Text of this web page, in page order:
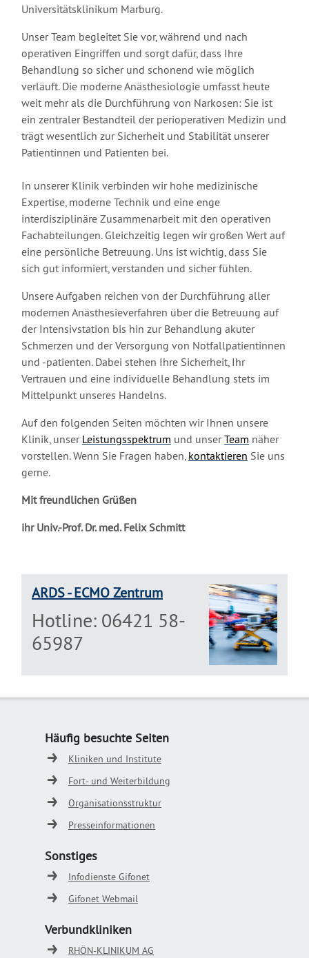
Universitätsklinikum Marburg.
Unser Team begleitet Sie vor, während und nach
operativen Eingriffen und sorgt dafür, dass Ihre
Behandlung so sicher und schonend wie möglich
verläuft. Die moderne Anästhesiologie umfasst heute
weit mehr als die Durchführung von Narkosen: Sie ist
ein zentraler Bestandteil der perioperativen Medizin und
trägt wesentlich zur Sicherheit und Stabilität unserer
Patientinnen und Patienten bei.
In unserer Klinik verbinden wir hohe medizinische
Expertise, moderne Technik und eine enge
interdisziplinäre Zusammenarbeit mit den operativen
Fachabteilungen. Gleichzeitig legen wir großen Wert auf
eine persönliche Betreuung. Uns ist wichtig, dass Sie
sich gut informiert, verstanden und sicher fühlen.
Unsere Aufgaben reichen von der Durchführung aller
modernen Anästhesieverfahren über die Betreuung auf
der Intensivstation bis hin zur Behandlung akuter
Schmerzen und der Versorgung von Notfallpatientinnen
und -patienten. Dabei stehen Ihre Sicherheit, Ihr
Vertrauen und eine individuelle Behandlung stets im
Mittelpunkt unseres Handelns.
Auf den folgenden Seiten möchten wir Ihnen unsere
Klinik, unser Leistungsspektrum und unserTeam näher
vorstellen. Wenn Sie Fragen haben, kontaktieren Sie uns
gerne.
Mit freundlichen Grüßen
ihr Univ.-Prof. Dr. med. Felix Schmitt
ARDS - ECMO Zentrum
Hotline: 06421 58-
65987
Häufig besuchte Seiten
Kliniken und Institute
Fort- und Weiterbildung
Organisationsstruktur
Presseinformationen
Sonstiges
Infodienste Gifonet
Gifonet Webmail
Verbundkliniken
RHÖN-KLINIKUM AG